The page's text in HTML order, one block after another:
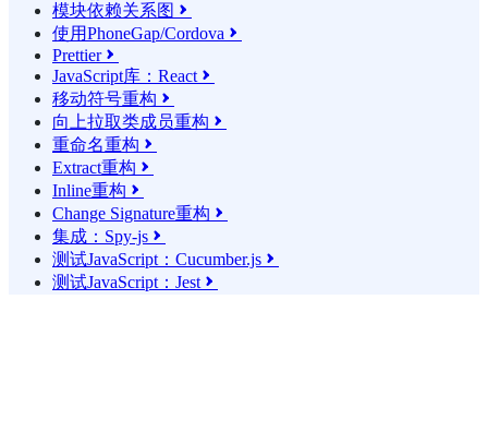
模块依赖关系图 
使用PhoneGap/Cordova 
Prettier
JavaScript库：React 
移动符号重构 
向上拉取类成员重构 
重命名重构 
Extract重构 
Inline重构 
Change Signature重构 
集成：Spy-js 
测试JavaScript：Cucumber.js 
测试JavaScript：Jest 